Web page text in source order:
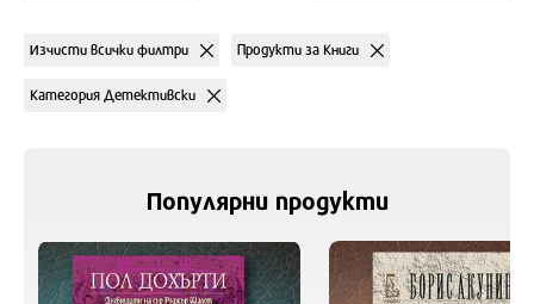
Изчисти всички филтри Продукти за Книги
Категория Детективски
Популярни продукти